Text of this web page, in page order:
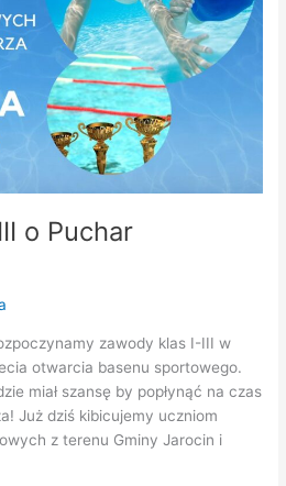
o Puchar
zawody klas I-III w
otwarcia basenu sportowego.
miał szansę by popłynąć na czas
Już dziś kibicujemy uczniom
z terenu Gminy Jarocin i